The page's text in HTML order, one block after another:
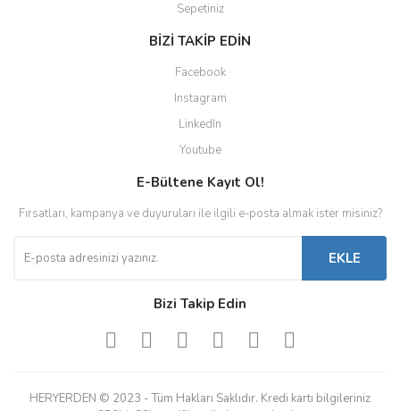
Sepetiniz
BİZİ TAKİP EDİN
Facebook
Instagram
LinkedIn
Youtube
E-Bültene Kayıt Ol!
Fırsatları, kampanya ve duyuruları ile ilgili e-posta almak ister misiniz?
EKLE
Bizi Takip Edin
HERYERDEN © 2023 - Tüm Hakları Saklıdır. Kredi kartı bilgileriniz